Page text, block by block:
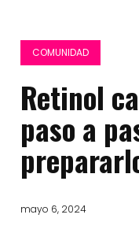
COMUNIDAD
Retinol
paso a
mayo 6, 2024